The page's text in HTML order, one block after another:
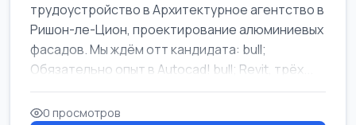
трудоустройство в Архитектурное агентство в
Ришон-ле-Цион, проектирование алюминиевых
фасадов. Мы ждём отт кандидата: bull;
Обязательно опыт в Autocad! bull; Revit, трёх...
0 просмотров